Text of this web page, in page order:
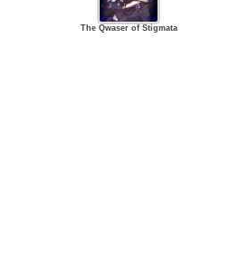
The Qwaser of Stigmata